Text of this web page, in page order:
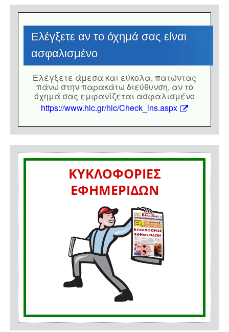
Eλέγξετε αν το όχημά σας είναι
ασφαλισμένο
Eλέγξετε άμεσα και εύκολα, πατώντας
πάνω στην παρακάτω διεύθυνση, αν το
όχημά σας εμφανίζεται ασφαλισμένο
https://www.hic.gr/hic/Check_ins.aspx
ΚΥΚΛΟΦΟΡΙΕΣ
ΕΦΗΜΕΡΙΔΩΝ